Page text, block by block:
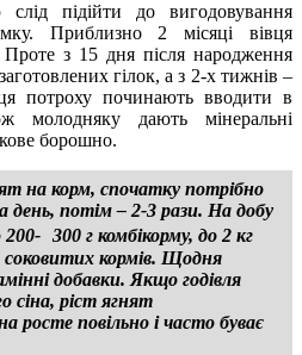
слід підійти до вигодовування
Приблизно 2 місяці вівця
з 15 дня після народження
гілок, а з 2-х тижнів –
потроху починають вводити в
молодняку дають мінеральні
борошно.
на корм, спочатку потрібно
день, потім – 2-3 рази. На добу
300 г комбікорму, до 2 кг
соковитих кормів. Щодня
добавки. Якщо годівля
сіна, ріст ягнят
росте повільно і часто буває